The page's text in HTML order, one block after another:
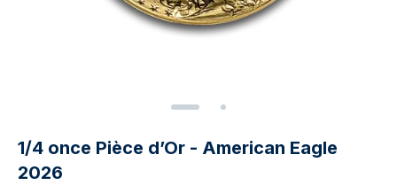
1/4 once Pièce d’Or - American Eagle
2026